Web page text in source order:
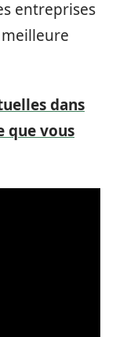
entreprises
dans
vous